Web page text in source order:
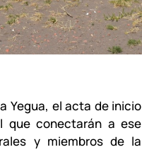
Yegua, el acta de inicio
que conectarán a ese
y miembros de la